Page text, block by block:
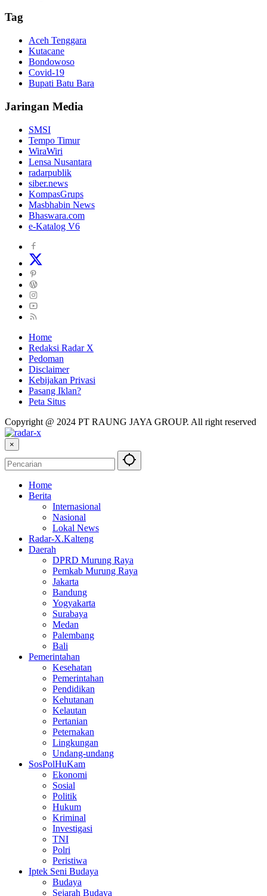
Tag
Aceh Tenggara
Kutacane
Bondowoso
Covid-19
Bupati Batu Bara
Jaringan Media
SMSI
Tempo Timur
WiraWiri
Lensa Nusantara
radarpublik
siber.news
KompasGrups
Masbhabin News
Bhaswara.com
e-Katalog V6
Home
Redaksi Radar X
Pedoman
Disclaimer
Kebijakan Privasi
Pasang Iklan?
Peta Situs
Copyright @ 2024 PT RAUNG JAYA GROUP. All right reserved
×
Home
Berita
Internasional
Nasional
Lokal News
Radar-X.Kalteng
Daerah
DPRD Murung Raya
Pemkab Murung Raya
Jakarta
Bandung
Yogyakarta
Surabaya
Medan
Palembang
Bali
Pemerintahan
Kesehatan
Pemerintahan
Pendidikan
Kehutanan
Kelautan
Pertanian
Peternakan
Lingkungan
Undang-undang
SosPolHuKam
Ekonomi
Sosial
Politik
Hukum
Kriminal
Investigasi
TNI
Polri
Peristiwa
Iptek Seni Budaya
Budaya
Sejarah Budaya